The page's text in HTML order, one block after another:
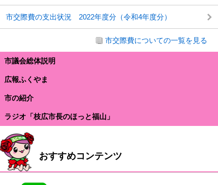
市交際費の支出状況 2022年度分（令和4年度分）
市交際費についての一覧を見る
市議会総体説明
広報ふくやま
市の紹介
ラジオ「枝広市長のほっと福山」
おすすめコンテンツ